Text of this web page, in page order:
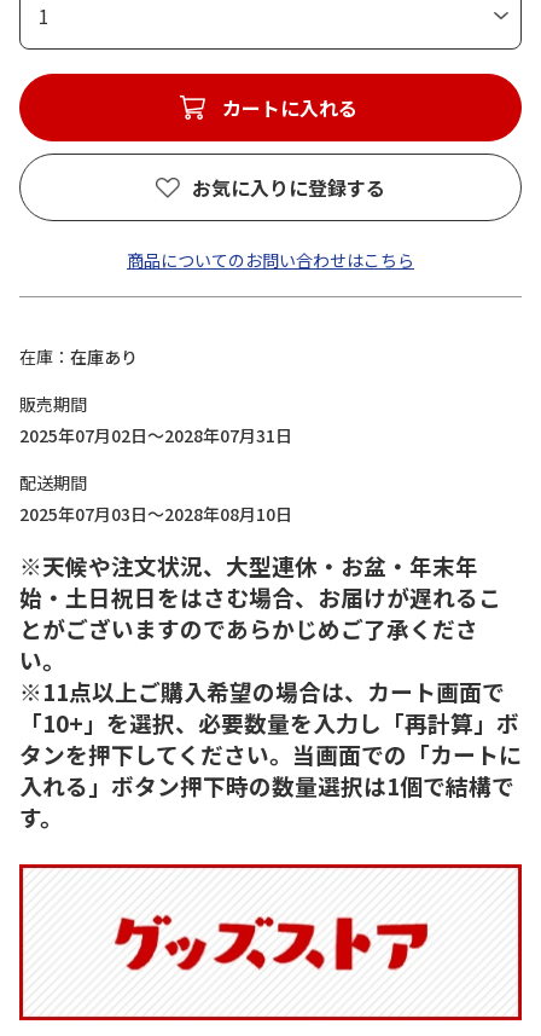
1
カートに入れる
お気に入りに登録する
商品についてのお問い合わせはこちら
在庫
在庫あり
販売期間
2025年07月02日～2028年07月31日
配送期間
2025年07月03日～2028年08月10日
※天候や注文状況、大型連休・お盆・年末年
始・土日祝日をはさむ場合、お届けが遅れるこ
とがございますのであらかじめご了承くださ
い。
※11点以上ご購入希望の場合は、カート画面で
「10+」を選択、必要数量を入力し「再計算」ボ
タンを押下してください。当画面での「カートに
入れる」ボタン押下時の数量選択は1個で結構で
す。